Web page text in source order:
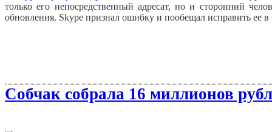
только его непосредственный адресат, но и сторонний
обновления. Skype признал ошибку и пообещал исправить ее
Собчак собрала 16 миллионов